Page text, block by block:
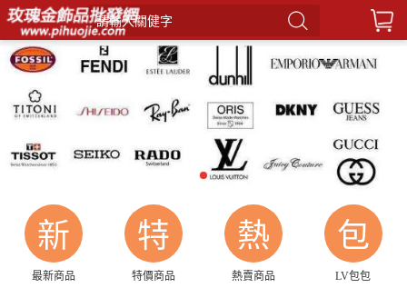
請輸入關健字
新
最新商品
特
特價商品
熱
熱賣商品
包
LV包包